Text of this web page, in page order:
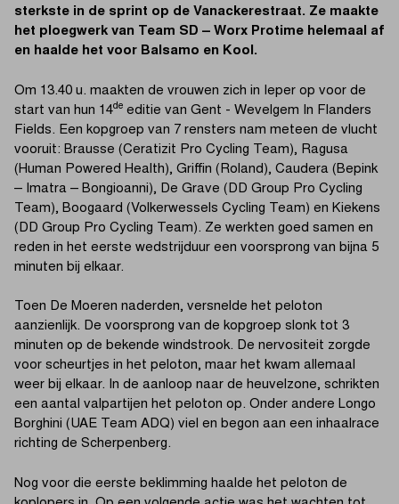
sterkste in de sprint op de Vanackerestraat. Ze maakte
het ploegwerk van Team SD – Worx Protime helemaal af
en haalde het voor Balsamo en Kool.
Om 13.40 u. maakten de vrouwen zich in Ieper op voor de
start van hun 14de editie van Gent - Wevelgem In Flanders
Fields. Een kopgroep van 7 rensters nam meteen de vlucht
vooruit: Brausse (Ceratizit Pro Cycling Team), Ragusa
(Human Powered Health), Griffin (Roland), Caudera (Bepink
– Imatra – Bongioanni), De Grave (DD Group Pro Cycling
Team), Boogaard (Volkerwessels Cycling Team) en Kiekens
(DD Group Pro Cycling Team). Ze werkten goed samen en
reden in het eerste wedstrijduur een voorsprong van bijna 5
minuten bij elkaar.
Toen De Moeren naderden, versnelde het peloton
aanzienlijk. De voorsprong van de kopgroep slonk tot 3
minuten op de bekende windstrook. De nervositeit zorgde
voor scheurtjes in het peloton, maar het kwam allemaal
weer bij elkaar. In de aanloop naar de heuvelzone, schrikten
een aantal valpartijen het peloton op. Onder andere Longo
Borghini (UAE Team ADQ) viel en begon aan een inhaalrace
richting de Scherpenberg.
Nog voor die eerste beklimming haalde het peloton de